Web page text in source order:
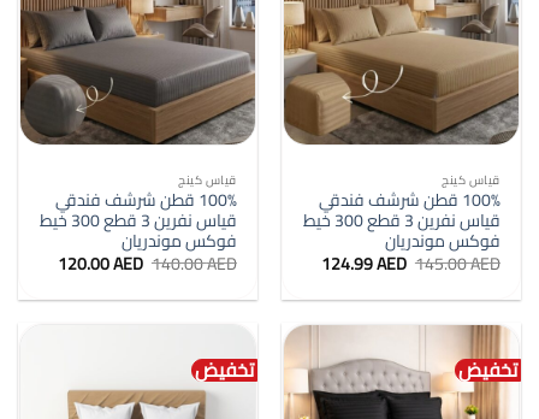
قياس كينج
100% قطن شرشف فندقي
قياس نفرين 3 قطع 300 خيط
فوكس موندريان
145.00AED السعر
الأصلي
هو:
145.00 AED.
124.99AED
هو:
124.99 AED.
قياس كينج
100% قطن شرشف فندقي
قياس نفرين 3 قطع 300 خيط
فوكس موندريان
140.00AED السعر
الأصلي
هو:
140.00 AED.
120.00AED
هو:
120.00 AED.
تخفيض تخفيض